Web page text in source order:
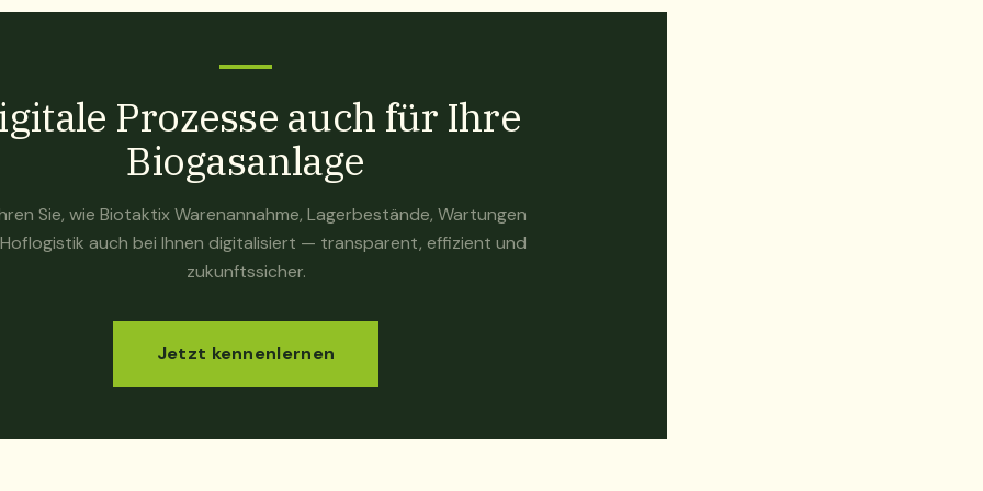
Prozesse auch für Ihre
Biogasanlage
Sie, wie Biotaktix Warenannahme, Lagerbestände, Wartungen
auch bei Ihnen digitalisiert — transparent, effizient und
zukunftssicher.
Jetzt kennenlernen